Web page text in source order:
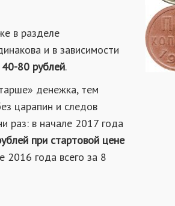
в разделе
и в зависимости
80 рублей.
денежка, тем
царапин и следов
раз: в начале 2017 года
при стартовой цене
2016 года всего за 8